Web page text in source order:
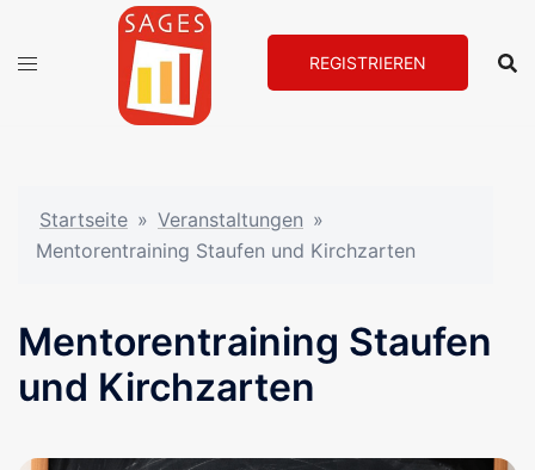
springen
REGISTRIEREN
Startseite » Veranstaltungen »
Mentorentraining Staufen und Kirchzarten
Mentorentraining Staufen
und Kirchzarten